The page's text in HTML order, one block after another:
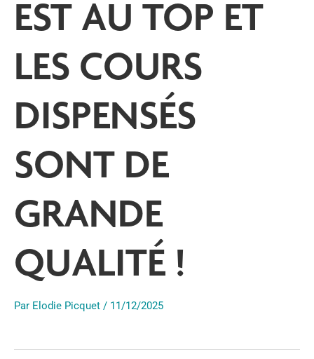
EST AU TOP ET
LES COURS
DISPENSÉS
SONT DE
GRANDE
QUALITÉ !
Par Elodie Picquet / 11/12/2025